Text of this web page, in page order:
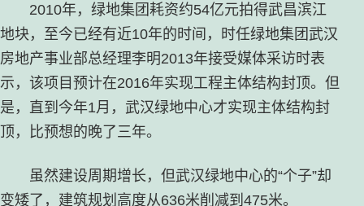
2010年，绿地集团耗资约54亿元拍得武昌滨江
地块，至今已经有近10年的时间，时任绿地集团武汉
房地产事业部总经理李明2013年接受媒体采访时表
示，该项目预计在2016年实现工程主体结构封顶。但
是，直到今年1月，武汉绿地中心才实现主体结构封
顶，比预想的晚了三年。
虽然建设周期增长，但武汉绿地中心的“个子”却
变矮了，建筑规划高度从636米削减到475米。